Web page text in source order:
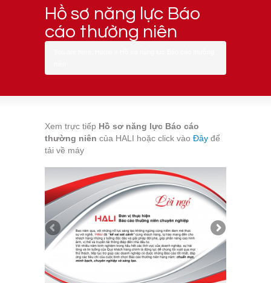
Hồ sơ năng lực Báo
cáo thường niên
Xem trực tiếp Hồ sơ năng lực Báo cáo
thường niên của HALI hoặc click vào Đây để
tải về máy